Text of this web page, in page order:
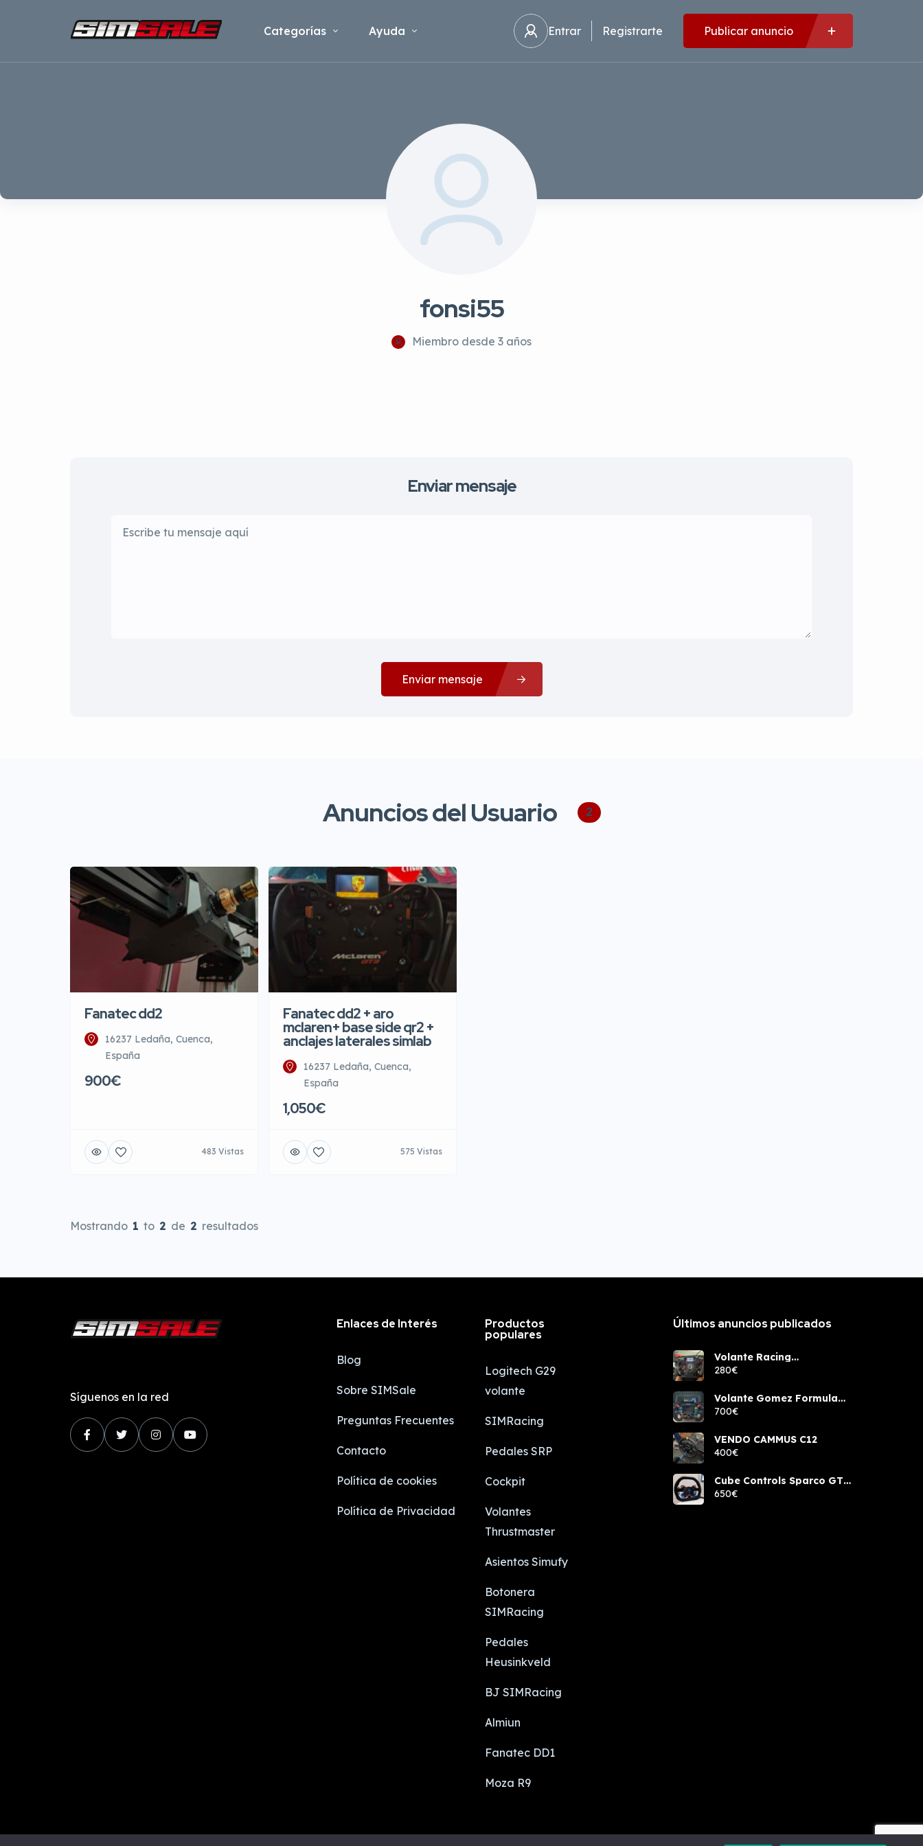
Categorías Ayuda Entrar Registrarte Publicar anuncio
fonsi55
Miembro desde 3 años
Enviar mensaje
Enviar mensaje
Anuncios del Usuario 2
Fanatec dd2
16237 Ledaña, Cuenca,
España
900€
483 Vistas
Fanatec dd2 + aro
mclaren+ base side qr2 +
anclajes laterales simlab
16237 Ledaña, Cuenca,
España
1,050€
575 Vistas
Mostrando 1 to 2 de 2 resultados
Síguenos en la red
Enlaces de Interés
Blog
Sobre SIMSale
Preguntas Frecuentes
Contacto
Política de cookies
Política de Privacidad
Productos
populares
Logitech G29
volante
SIMRacing
Pedales SRP
Cockpit
Volantes
Thrustmaster
Asientos Simufy
Botonera
SIMRacing
Pedales
Heusinkveld
BJ SIMRacing
Almiun
Fanatec DD1
Moza R9
Últimos anuncios publicados
Volante Racing
components rcw sport
280€
Volante Gomez Formula
Pro Elite
700€
VENDO CAMMUS C12
400€
Cube Controls Sparco GT
PRO NUEVO
650€